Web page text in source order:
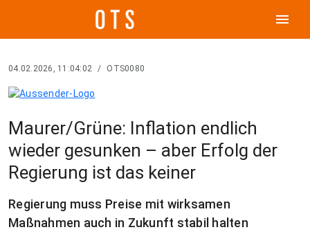
menu
04.02.2026, 11:04:02 / OTS0080
Maurer/Grüne: Inflation endlich
wieder gesunken – aber Erfolg der
Regierung ist das keiner
Regierung muss Preise mit wirksamen
Maßnahmen auch in Zukunft stabil halten